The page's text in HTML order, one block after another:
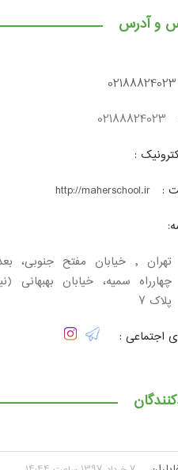
و آدرس
02188824023
02188824023
:
:
http://maherschool.ir
تهران , خیابان مفتح جنوبی،
چهارراه سمیه، خیابان بهبهانی
پلاک 7
اجتماعی :